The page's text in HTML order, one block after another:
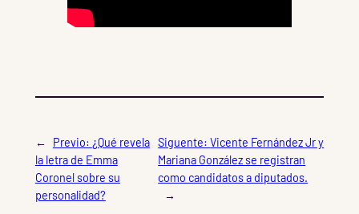
← Previo: ¿Qué revela
la letra de Emma
Coronel sobre su
personalidad?
Siguente:Vicente Fernández Jr y
Mariana González se registran
como candidatos a diputados.
→